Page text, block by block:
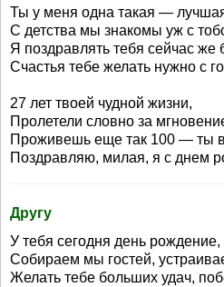
Ты у меня одна такая —
С детства мы знакомы уж с
Я поздравлять тебя сейчас же
Счастья тебе желать нужно с
27 лет твоей чудной жизни,
Пролетели словно за
Проживешь еще так 100 — ты
Поздравляю, милая, я с днем
Другу
У тебя сегодня день рождение,
Собираем мы гостей,
Желать тебе больших удач,